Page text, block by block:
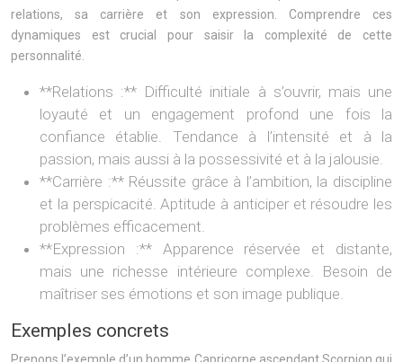
relations, sa carrière et son expression. Comprendre ces
dynamiques est crucial pour saisir la complexité de cette
personnalité.
**Relations :** Difficulté initiale à s’ouvrir, mais une
loyauté et un engagement profond une fois la
confiance établie. Tendance à l’intensité et à la
passion, mais aussi à la possessivité et à la jalousie.
**Carrière :** Réussite grâce à l’ambition, la discipline
et la perspicacité. Aptitude à anticiper et résoudre les
problèmes efficacement.
**Expression :** Apparence réservée et distante,
mais une richesse intérieure complexe. Besoin de
maîtriser ses émotions et son image publique.
Exemples concrets